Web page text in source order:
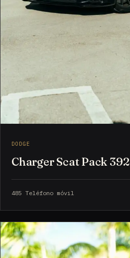
DODGE
Charger Scat Pack 392
485 Teléfono móvil